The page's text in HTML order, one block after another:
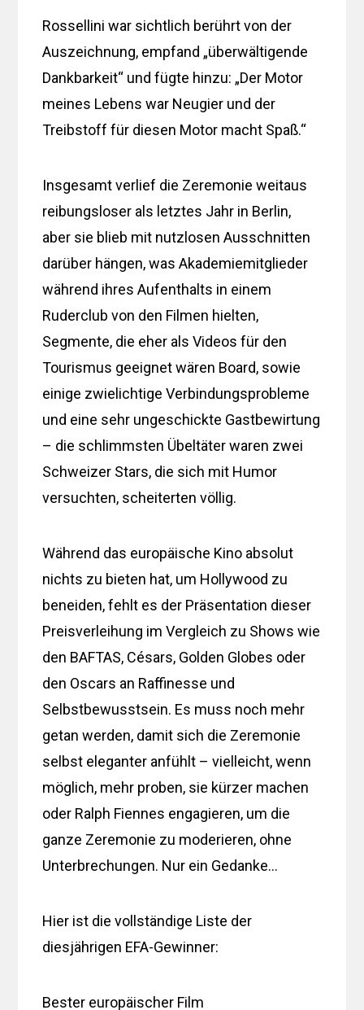
Rossellini war sichtlich berührt von der
Auszeichnung, empfand „überwältigende
Dankbarkeit“ und fügte hinzu: „Der Motor
meines Lebens war Neugier und der
Treibstoff für diesen Motor macht Spaß.“
Insgesamt verlief die Zeremonie weitaus
reibungsloser als letztes Jahr in Berlin,
aber sie blieb mit nutzlosen Ausschnitten
darüber hängen, was Akademiemitglieder
während ihres Aufenthalts in einem
Ruderclub von den Filmen hielten,
Segmente, die eher als Videos für den
Tourismus geeignet wären Board, sowie
einige zwielichtige Verbindungsprobleme
und eine sehr ungeschickte Gastbewirtung
– die schlimmsten Übeltäter waren zwei
Schweizer Stars, die sich mit Humor
versuchten, scheiterten völlig.
Während das europäische Kino absolut
nichts zu bieten hat, um Hollywood zu
beneiden, fehlt es der Präsentation dieser
Preisverleihung im Vergleich zu Shows wie
den BAFTAS, Césars, Golden Globes oder
den Oscars an Raffinesse und
Selbstbewusstsein. Es muss noch mehr
getan werden, damit sich die Zeremonie
selbst eleganter anfühlt – vielleicht, wenn
möglich, mehr proben, sie kürzer machen
oder Ralph Fiennes engagieren, um die
ganze Zeremonie zu moderieren, ohne
Unterbrechungen. Nur ein Gedanke…
Hier ist die vollständige Liste der
diesjährigen EFA-Gewinner:
Bester europäischer Film